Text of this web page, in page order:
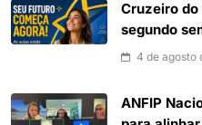
Cruzeiro
segundo
4 de agosto
ANFIP